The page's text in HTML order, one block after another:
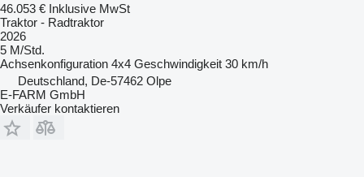
46.053 € Inklusive MwSt
Traktor - Radtraktor
2026
5 M/Std.
Achsenkonfiguration 4x4 Geschwindigkeit 30 km/h
Deutschland, De-57462 Olpe
E-FARM GmbH
Verkäufer kontaktieren